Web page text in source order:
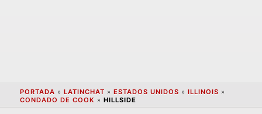
PORTADA » LATINCHAT » ESTADOS UNIDOS » ILLINOIS »
CONDADO DE COOK » HILLSIDE